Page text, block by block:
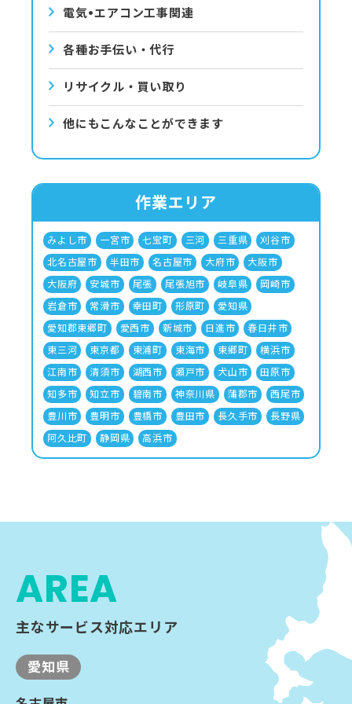
電気•エアコン⼯事関連
各種お手伝い・代行
リサイクル・買い取り
他にもこんなことができます
作業エリア
みよし市 一宮市 七宝町 三河 三重県
刈谷市
北名古屋市
半田市 名古屋市 大府市
大阪市
大阪府
安城市 尾張 尾張旭市 岐阜県
岡崎市
岩倉市
常滑市 幸田町 形原町
愛知県
愛知郡東郷町
愛西市 新城市 日進市
春日井市
東三河
東京都 東浦町 東海市 東郷町
横浜市
江南市
清須市 湖西市 瀬戸市 犬山市
田原市
知多市
知立市 碧南市 神奈川県 蒲郡市
西尾市
豊川市
豊明市 豊橋市 豊田市 長久手市
長野県
阿久比町
静岡県 高浜市
AREA
主なサービス対応エリア
愛知県